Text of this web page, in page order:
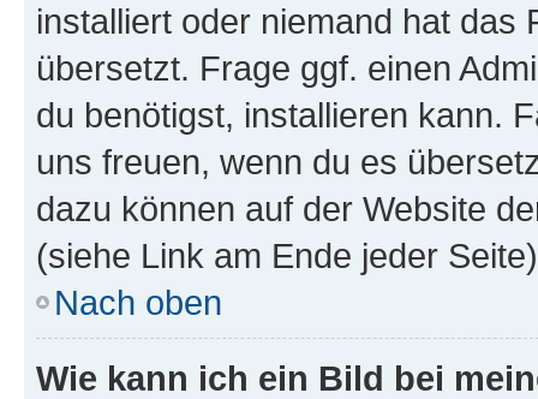
installiert oder niemand hat das
übersetzt. Frage ggf. einen
du benötigst, installieren kann.
uns freuen, wenn du es
dazu können auf der Website
(siehe Link am Ende jeder
Nach oben
Wie kann ich ein Bild bei